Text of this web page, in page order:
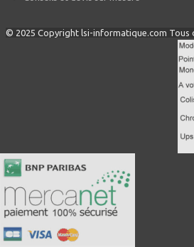
© 2025 Copyright lsi-informatique.com Tous